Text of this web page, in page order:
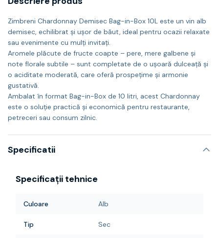
Zimbreni Chardonnay Demisec Bag-in-Box 10L este un vin alb
demisec, echilibrat și ușor de băut, ideal pentru ocazii relaxate
sau evenimente cu mulți invitați.
Aromele plăcute de fructe coapte – pere, mere galbene și
note florale subtile – sunt completate de o ușoară dulceață și
o aciditate moderată, care oferă prospețime și armonie
gustativă.
Ambalat în format Bag-in-Box de 10 litri, acest Chardonnay
este o soluție practică și economică pentru restaurante,
petreceri sau consum zilnic.
Specificatii
Specificații tehnice
Culoare Alb
Tip Sec